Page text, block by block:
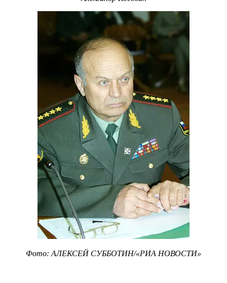
Фото: АЛЕКСЕЙ СУББОТИН/«РИА НОВОСТИ»